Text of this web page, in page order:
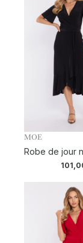
MOE
Robe de jour